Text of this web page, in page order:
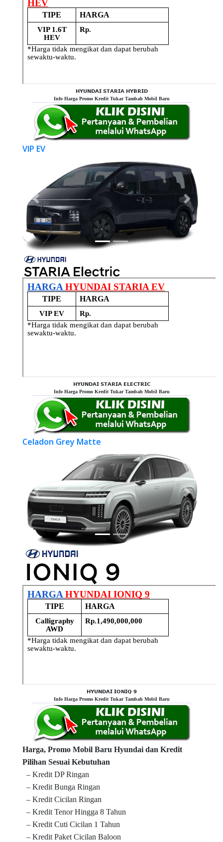
𝗛𝗬𝗨𝗡𝗗𝗔𝗜 𝗦𝗧𝗔𝗥𝗜𝗔 𝗛𝗬𝗕𝗥𝗜𝗗
Info Harga Promo Kredit Tukar Tambah Mobil Baru
VIP EV
Previous Next
𝗛𝗬𝗨𝗡𝗗𝗔𝗜 𝗦𝗧𝗔𝗥𝗜𝗔 𝗘𝗟𝗘𝗖𝗧𝗥𝗜𝗖
Info Harga Promo Kredit Tukar Tambah Mobil Baru
Celadon Grey Matte
Previous Next
𝗛𝗬𝗨𝗡𝗗𝗔𝗜 𝗜𝗢𝗡𝗜𝗤 𝟵
Info Harga Promo Kredit Tukar Tambah Mobil Baru
Harga, Promo Mobil Baru Hyundai dan Kredit
Pilihan Sesuai Kebutuhan
– Kredit DP Ringan
– Kredit Bunga Ringan
– Kredit Cicilan Ringan
– Kredit Tenor Hingga 8 Tahun
– Kredit Cuti Cicilan 1 Tahun
– Kredit Paket Cicilan Baloon